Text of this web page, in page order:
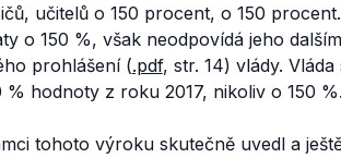
učitelů o 150 procent, o 150
o 150 %, však neodpovídá jeho dalším
prohlášení (.pdf, str. 14) vlády.
% hodnoty z roku 2017, nikoliv o 150 %.
tohoto výroku skutečně uvedl a